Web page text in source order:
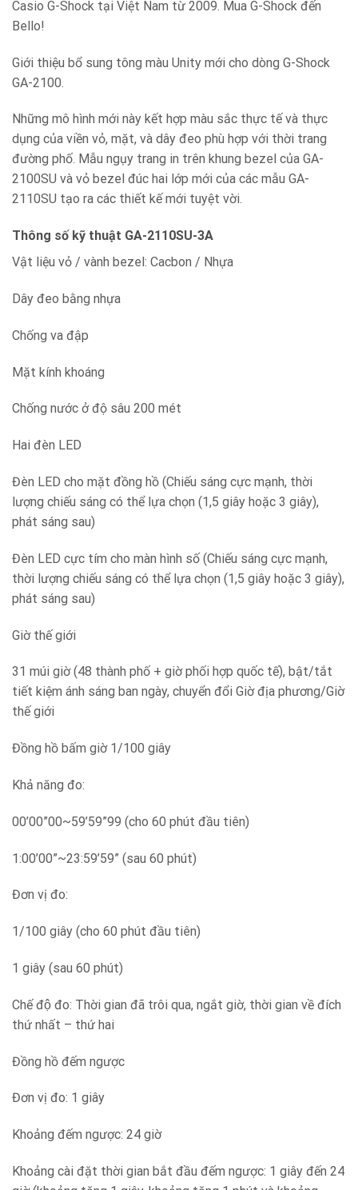
Casio G-Shock tại Việt Nam từ 2009. Mua G-Shock đến
Bello!
Giới thiệu bổ sung tông màu Unity mới cho dòng G-Shock
GA-2100.
Những mô hình mới này kết hợp màu sắc thực tế và thực
dụng của viền vỏ, mặt, và dây đeo phù hợp với thời trang
đường phố. Mẫu ngụy trang in trên khung bezel của GA-
2100SU và vỏ bezel đúc hai lớp mới của các mẫu GA-
2110SU tạo ra các thiết kế mới tuyệt vời.
Thông số kỹ thuật GA-2110SU-3A
Vật liệu vỏ / vành bezel: Cacbon / Nhựa
Dây đeo bằng nhựa
Chống va đập
Mặt kính khoáng
Chống nước ở độ sâu 200 mét
Hai đèn LED
Đèn LED cho mặt đồng hồ (Chiếu sáng cực mạnh, thời
lượng chiếu sáng có thể lựa chọn (1,5 giây hoặc 3 giây),
phát sáng sau)
Đèn LED cực tím cho màn hình số (Chiếu sáng cực mạnh,
thời lượng chiếu sáng có thể lựa chọn (1,5 giây hoặc 3 giây),
phát sáng sau)
Giờ thế giới
31 múi giờ (48 thành phố + giờ phối hợp quốc tế), bật/tắt
tiết kiệm ánh sáng ban ngày, chuyển đổi Giờ địa phương/Giờ
thế giới
Đồng hồ bấm giờ 1/100 giây
Khả năng đo:
00’00”00~59’59”99 (cho 60 phút đầu tiên)
1:00’00”~23:59’59” (sau 60 phút)
Đơn vị đo:
1/100 giây (cho 60 phút đầu tiên)
1 giây (sau 60 phút)
Chế độ đo: Thời gian đã trôi qua, ngắt giờ, thời gian về đích
thứ nhất – thứ hai
Đồng hồ đếm ngược
Đơn vị đo: 1 giây
Khoảng đếm ngược: 24 giờ
Khoảng cài đặt thời gian bắt đầu đếm ngược: 1 giây đến 24